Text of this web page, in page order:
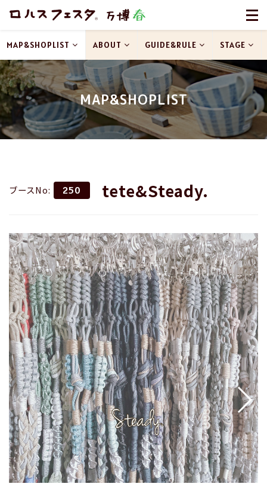
MAP&SHOPLIST
MAP&SHOPLIST ABOUT GUIDE&RULE STAGE
ブースNo: 250 tete&Steady.